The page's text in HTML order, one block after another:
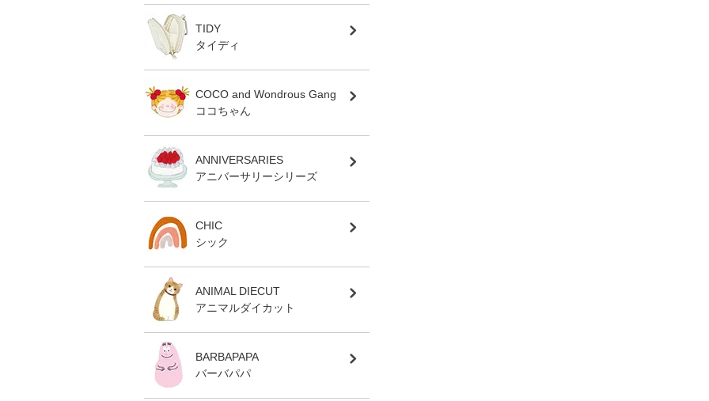
TIDY
タイディ
COCO and Wondrous Gang
ココちゃん
ANNIVERSARIES
アニバーサリーシリーズ
CHIC
シック
ANIMAL DIECUT
アニマルダイカット
BARBAPAPA
バーバパパ